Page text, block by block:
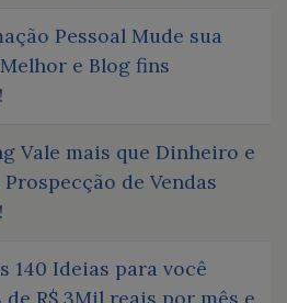
Pessoal Mude sua
e Blog fins
Vale mais que Dinheiro e
de Vendas
140 Ideias para você
R$ 3Mil reais por mês e